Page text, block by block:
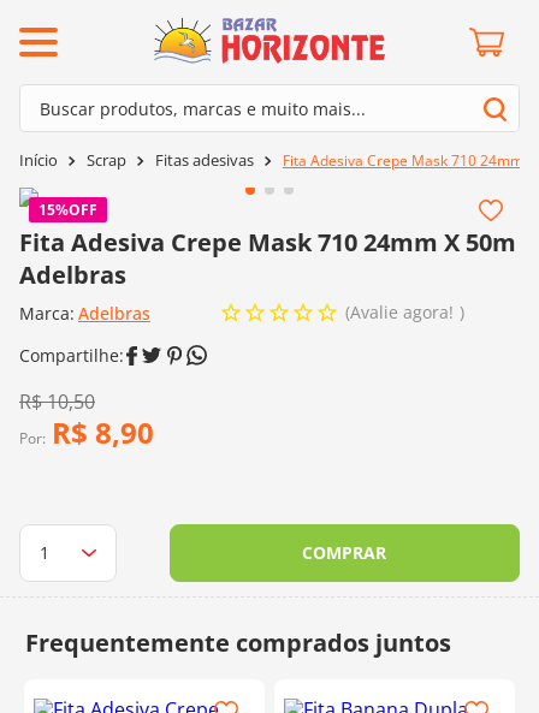
Buscar produtos, marcas e muito mais...
Scrap Fitas adesivas Fita Adesiva Crepe Mask 710 24mm
15%OFF
Fita Adesiva Crepe Mask 710 24mm X 50m
Adelbras
Marca: Adelbras Avalie agora!
R$10,50
Por: R$ 8,90
COMPRAR
Termos mais buscados
2º mollet
3º kit amigurumi
4º agulha crochê
5º fio amigurumi
6º euroroma
º lã cisne
9º charme
10
mais buscados
barroco
mollet
kit amigurumi
agulha crochê
fio amigurumi
batik